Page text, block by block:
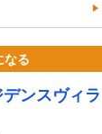
なる
ンスヴィラ